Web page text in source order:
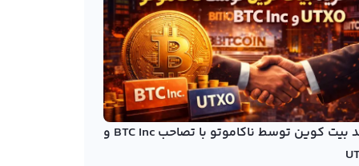
خرید بیت کوین توسط ناکاموتو با تصاحب BTC Inc و